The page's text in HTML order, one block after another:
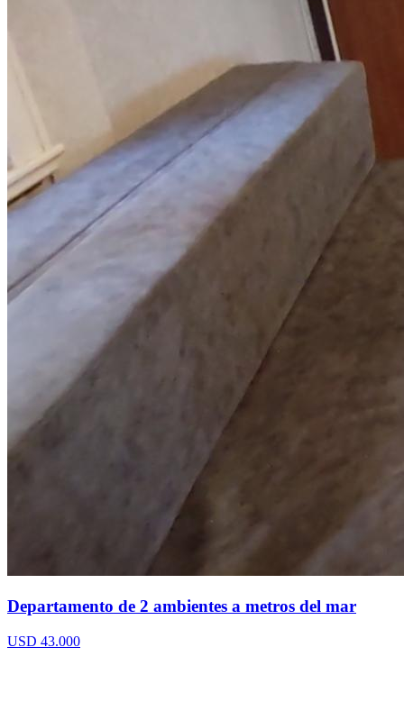
Departamento de 2 ambientes a metros del mar
USD 43.000